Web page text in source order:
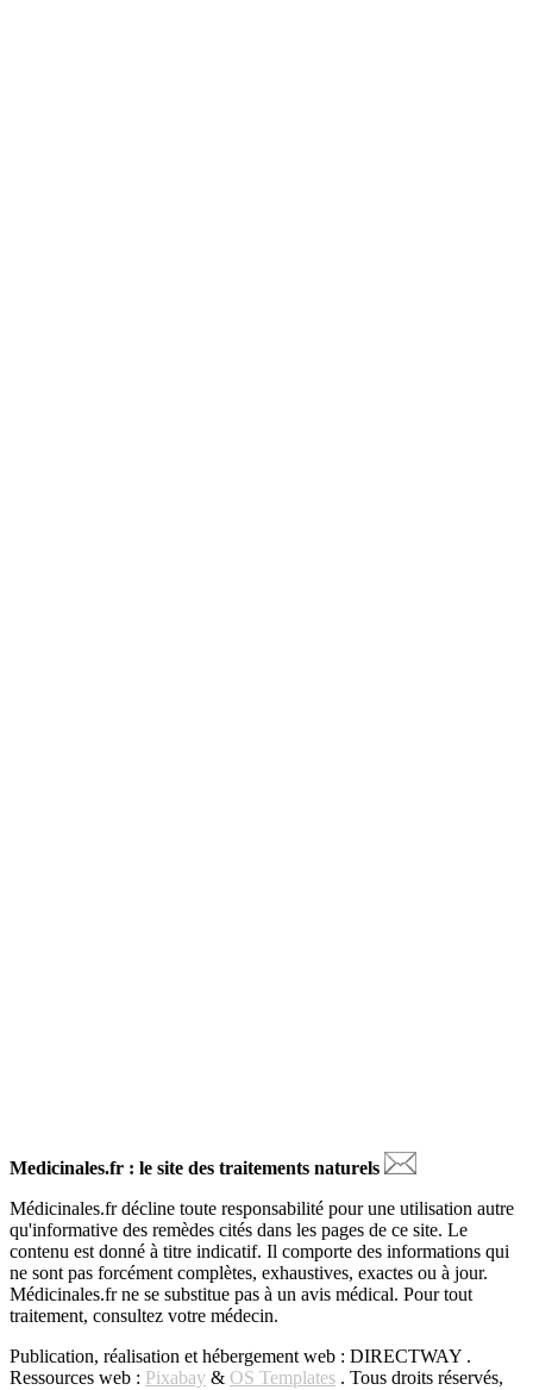
Medicinales.fr : le site des traitements naturels
Médicinales.fr décline toute responsabilité pour une utilisation autre
qu'informative des remèdes cités dans les pages de ce site. Le
contenu est donné à titre indicatif. Il comporte des informations qui
ne sont pas forcément complètes, exhaustives, exactes ou à jour.
Médicinales.fr ne se substitue pas à un avis médical. Pour tout
traitement, consultez votre médecin.
Publication, réalisation et hébergement web : DIRECTWAY .
Ressources web : Pixabay & OS Templates . Tous droits réservés,